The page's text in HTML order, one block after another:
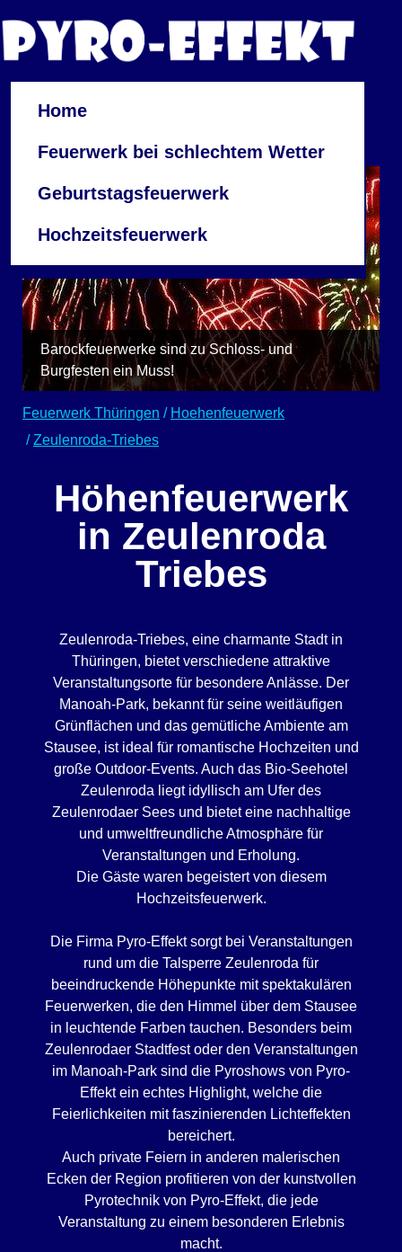
Home
Feuerwerk bei schlechtem Wetter
Geburtstagsfeuerwerk
Hochzeitsfeuerwerk
Barockfeuerwerke sind zu Schloss- und
Burgfesten ein Muss!
Feuerwerk Thüringen / Hoehenfeuerwerk
/Zeulenroda-Triebes
Höhenfeuerwerk
in Zeulenroda
Triebes
Zeulenroda-Triebes, eine charmante Stadt in
Thüringen, bietet verschiedene attraktive
Veranstaltungsorte für besondere Anlässe. Der
Manoah-Park, bekannt für seine weitläufigen
Grünflächen und das gemütliche Ambiente am
Stausee, ist ideal für romantische Hochzeiten und
große Outdoor-Events. Auch das Bio-Seehotel
Zeulenroda liegt idyllisch am Ufer des
Zeulenrodaer Sees und bietet eine nachhaltige
und umweltfreundliche Atmosphäre für
Veranstaltungen und Erholung.
Die Gäste waren begeistert von diesem
Hochzeitsfeuerwerk.
Die Firma Pyro-Effekt sorgt bei Veranstaltungen
rund um die Talsperre Zeulenroda für
beeindruckende Höhepunkte mit spektakulären
Feuerwerken, die den Himmel über dem Stausee
in leuchtende Farben tauchen. Besonders beim
Zeulenrodaer Stadtfest oder den Veranstaltungen
im Manoah-Park sind die Pyroshows von Pyro-
Effekt ein echtes Highlight, welche die
Feierlichkeiten mit faszinierenden Lichteffekten
bereichert.
Auch private Feiern in anderen malerischen
Ecken der Region profitieren von der kunstvollen
Pyrotechnik von Pyro-Effekt, die jede
Veranstaltung zu einem besonderen Erlebnis
macht.